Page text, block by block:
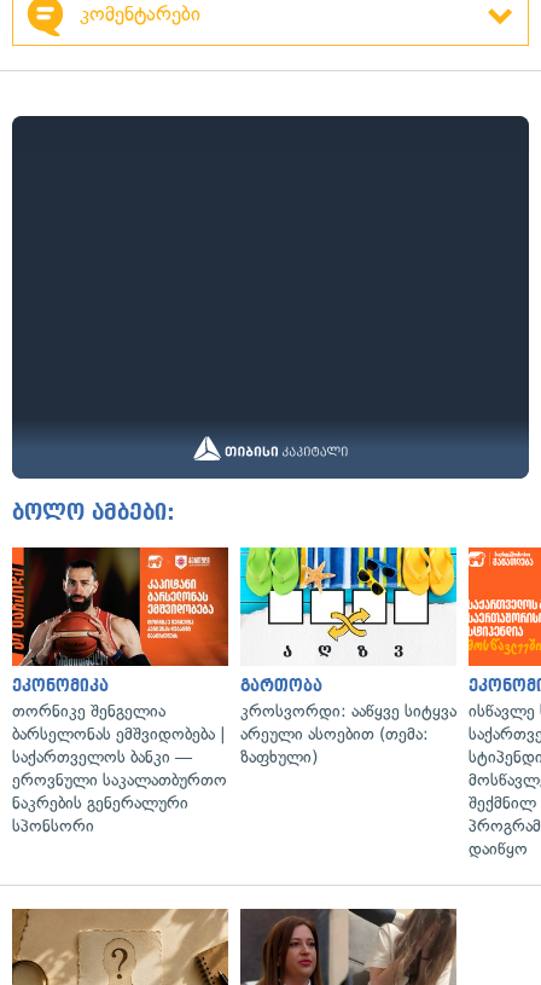
კომენტარები
ბოლო ამბები:
ეკონომიკა
თორნიკე შენგელია
ბარსელონას ემშვიდობება |
საქართველოს ბანკი —
ეროვნული საკალათბურთო
ნაკრების გენერალური
სპონსორი
გართობა
კროსვორდი: ააწყვე სიტყვა
არეული ასოებით (თემა:
ზაფხული)
ისწავლე
დაიწყო